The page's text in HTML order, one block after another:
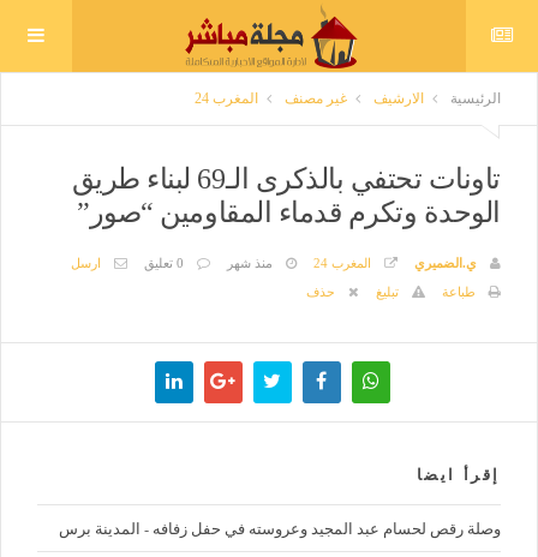
الرئيسية الارشيف غير مصنف المغرب 24
تاونات تحتفي بالذكرى الـ69 لبناء طريق
الوحدة وتكرم قدماء المقاومين “صور”
ي.الضميري المغرب 24 منذ شهر 0 تعليق
ارسل
طباعة
تبليغ حذف
إقرأ ايضا
وصلة رقص لحسام عبد المجيد وعروسته في حفل زفافه - المدينة برس